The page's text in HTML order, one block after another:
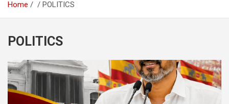
Home POLITICS
POLITICS